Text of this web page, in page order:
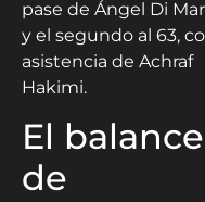
El balance
de
Pochettino
sobre Leo
Messi